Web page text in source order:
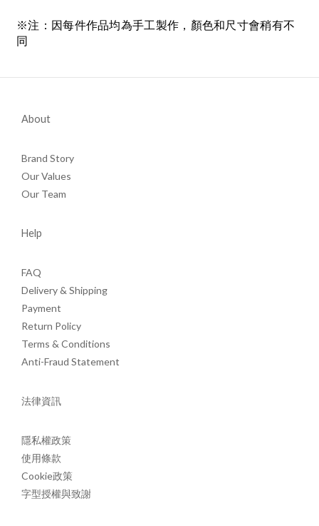
※注：因每件作品均為手工製作，顏色和尺寸會稍有不
同
About
Brand Story
Our Values
Our Team
Help
FAQ
Delivery & Shipping
Payment
Return Policy
Terms & Conditions
Anti-Fraud Statement
法律資訊
隱私權政策
使用條款
Cookie政策
字型授權與致謝